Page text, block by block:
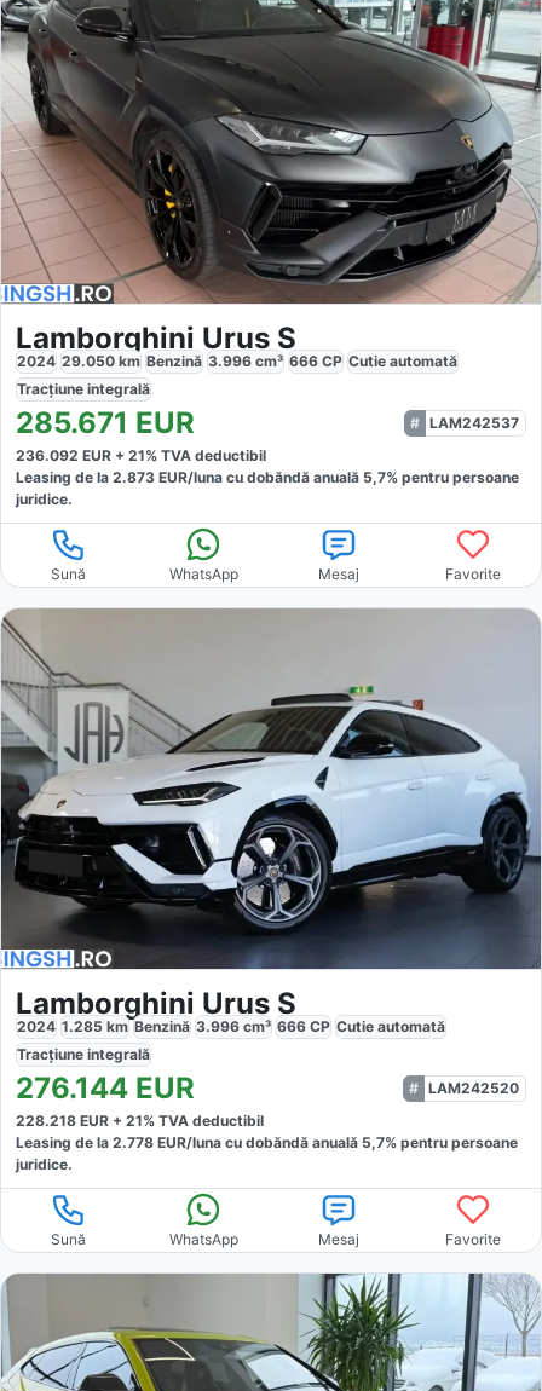
Lamborghini Urus S
2024 29.050 km Benzină 3.996 cm³ 666 CP Cutie automată
Tracțiune integrală
285.671 EUR
LAM242537
236.092 EUR + 21% TVA deductibil
Leasing de la 2.873 EUR/luna cu dobăndă anuală 5,7% pentru persoane
juridice.
Sună WhatsApp Mesaj Favorite
Lamborghini Urus S
2024 1.285 km Benzină 3.996 cm³ 666 CP Cutie automată
Tracțiune integrală
276.144 EUR
LAM242520
228.218 EUR + 21% TVA deductibil
Leasing de la 2.778 EUR/luna cu dobăndă anuală 5,7% pentru persoane
juridice.
Sună WhatsApp Mesaj Favorite